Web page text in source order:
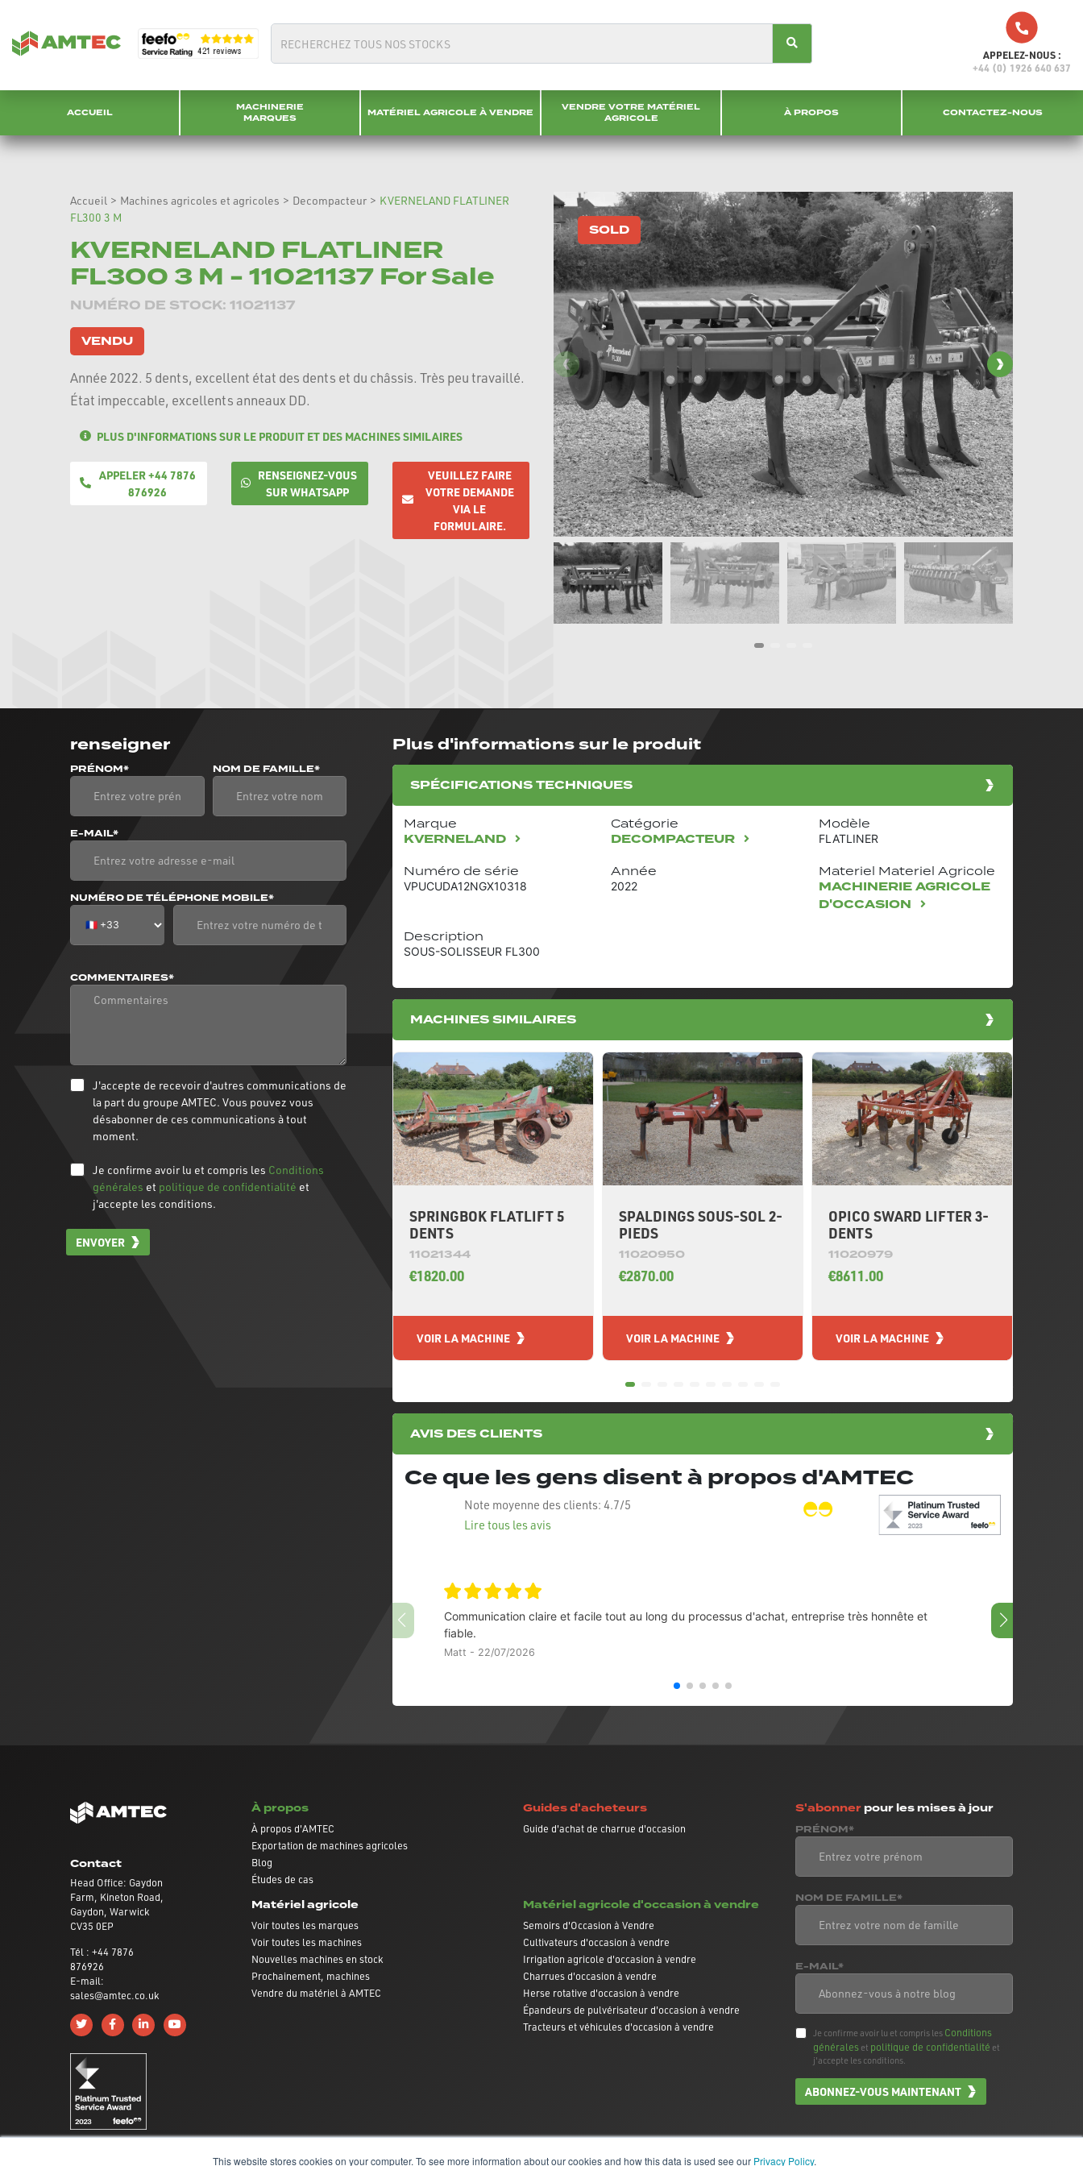
This website stores cookies on your computer. To see more information about our cookies and how this data is used see our Privacy Policy.
APPELEZ-NOUS :
+44 (0) 1926 640 637
ACCUEIL
MACHINERIE
MARQUES
MATÉRIEL AGRICOLE À VENDRE
VENDRE VOTRE MATÉRIEL
AGRICOLE
À PROPOS CONTACTEZ-NOUS
SOLD
Accueil > Machines agricoles et agricoles > Decompacteur > KVERNELAND FLATLINER
FL300 3 M
KVERNELAND FLATLINER
FL300 3 M - 11021137 For Sale
NUMÉRO DE STOCK: 11021137
VENDU
Année 2022. 5 dents, excellent état des dents et du châssis. Très peu travaillé.
État impeccable, excellents anneaux DD.
PLUS D'INFORMATIONS SUR LE PRODUIT ET DES MACHINES SIMILAIRES
APPELER +44 7876
876926
RENSEIGNEZ-VOUS
SUR WHATSAPP
VEUILLEZ FAIRE
VOTRE DEMANDE
VIA LE
FORMULAIRE.
renseigner
PRÉNOM* NOM DE FAMILLE*
E-MAIL*
NUMÉRO DE TÉLÉPHONE MOBILE*
COMMENTAIRES*
J'accepte de recevoir d'autres communications de
la part du groupe AMTEC. Vous pouvez vous
désabonner de ces communications à tout
moment.
Je confirme avoir lu et compris les Conditions
générales et politique de confidentialité et
j'accepte les conditions.
ENVOYER
Plus d'informations sur le produit
SPÉCIFICATIONS TECHNIQUES
Marque
KVERNELAND
Catégorie
DECOMPACTEUR
Modèle
FLATLINER
Description
SOUS-SOLISSEUR FL300
Numéro de série
VPUCUDA12NGX10318
Année
2022
Materiel Materiel Agricole
MACHINERIE AGRICOLE
D'OCCASION
MACHINES SIMILAIRES
SPRINGBOK FLATLIFT 5
DENTS
11021344
€1820.00
VOIR LA MACHINE
SPALDINGS SOUS-SOL 2-
PIEDS
11020950
€2870.00
VOIR LA MACHINE
OPICO SWARD LIFTER 3-
DENTS
11020979
€8611.00
VOIR LA MACHINE
AVIS DES CLIENTS
Ce que les gens disent à propos d'AMTEC
Note moyenne des clients: 4.7/5
Lire tous les avis
Communication claire et facile tout au long du processus d'achat, entreprise très honnête et
fiable.
Matt - 22/07/2026
Contact
Head Office: Gaydon
Farm, Kineton Road,
Gaydon, Warwick
CV35 0EP
Tél : +44 7876
876926
E-mail:
sales@amtec.co.uk
Follow us on Twitter
Like us on Facebook
Connect with us on Linkedin
Subscribe to us on YouTube
À propos
À propos d'AMTEC
Exportation de machines agricoles
Blog
Études de cas
Guides d'acheteurs
Guide d'achat de charrue d'occasion
Matériel agricole
Voir toutes les marques
Voir toutes les machines
Nouvelles machines en stock
Prochainement, machines
Vendre du matériel à AMTEC
Matériel agricole d'occasion à vendre
Semoirs d'Occasion à Vendre
Cultivateurs d'occasion à vendre
Irrigation agricole d'occasion à vendre
Charrues d'occasion à vendre
Herse rotative d'occasion à vendre
Épandeurs de pulvérisateur d'occasion à vendre
Tracteurs et véhicules d'occasion à vendre
S'abonnerpour les mises à jour
PRÉNOM*
NOM DE FAMILLE*
E-MAIL*
Je confirme avoir lu et compris les Conditions
générales et politique de confidentialité et
j'accepte les conditions.
ABONNEZ-VOUS MAINTENANT